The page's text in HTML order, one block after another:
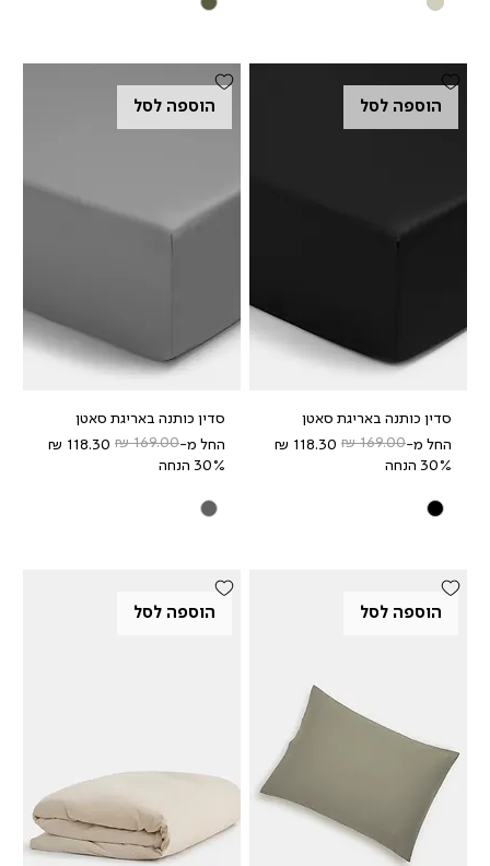
הוספה לסל
סדין כותנה באריגת סאטן
החל מ-
מחיר רגיל
מחיר מבצע
30% הנחה
הוספה לסל
סדין כותנה באריגת סאטן
החל מ-
מחיר רגיל
מחיר מבצע
30% הנחה
הוספה לסל הוספה לסל